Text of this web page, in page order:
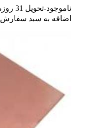
ناموجود-تحویل 31 روزه
اضافه به سبد سفارش